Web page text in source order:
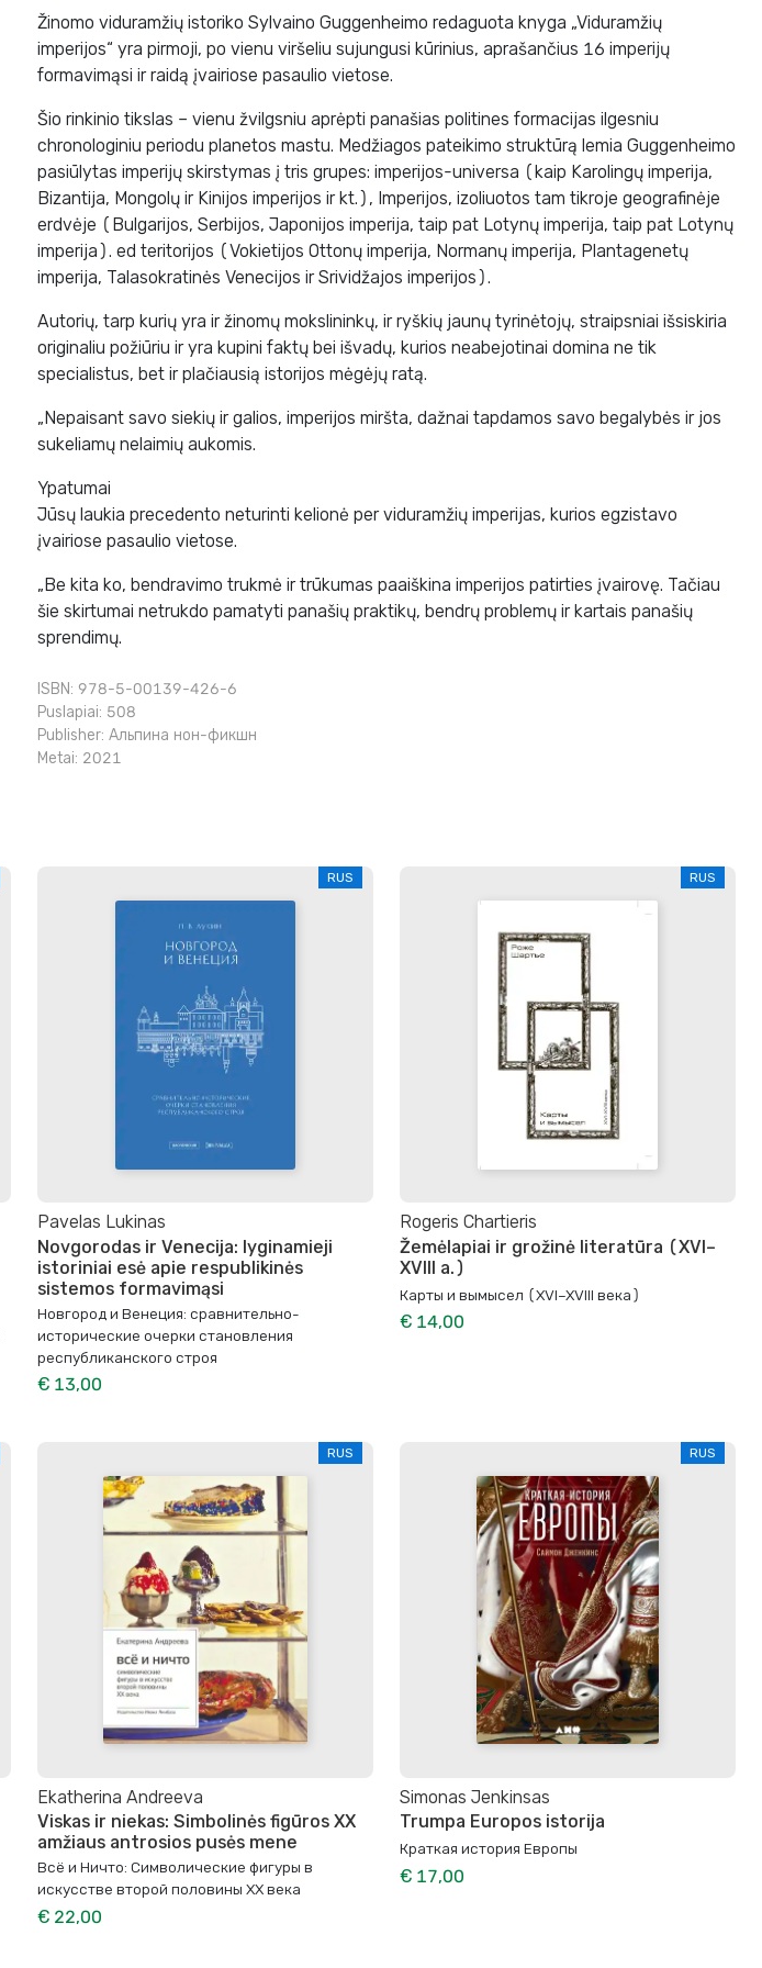
Žinomo viduramžių istoriko Sylvaino Guggenheimo redaguota knyga „Viduramžių
imperijos“ yra pirmoji, po vienu viršeliu sujungusi kūrinius, aprašančius 16 imperijų
formavimąsi ir raidą įvairiose pasaulio vietose.
Šio rinkinio tikslas – vienu žvilgsniu aprėpti panašias politines formacijas ilgesniu
chronologiniu periodu planetos mastu. Medžiagos pateikimo struktūrą lemia Guggenheimo
pasiūlytas imperijų skirstymas į tris grupes: imperijos-universa (kaip Karolingų imperija,
Bizantija, Mongolų ir Kinijos imperijos ir kt.), Imperijos, izoliuotos tam tikroje geografinėje
erdvėje (Bulgarijos, Serbijos, Japonijos imperija, taip pat Lotynų imperija, taip pat Lotynų
imperija). ed teritorijos (Vokietijos Ottonų imperija, Normanų imperija, Plantagenetų
imperija, Talasokratinės Venecijos ir Srividžajos imperijos).
Autorių, tarp kurių yra ir žinomų mokslininkų, ir ryškių jaunų tyrinėtojų, straipsniai išsiskiria
originaliu požiūriu ir yra kupini faktų bei išvadų, kurios neabejotinai domina ne tik
specialistus, bet ir plačiausią istorijos mėgėjų ratą.
„Nepaisant savo siekių ir galios, imperijos miršta, dažnai tapdamos savo begalybės ir jos
sukeliamų nelaimių aukomis.
Ypatumai
Jūsų laukia precedento neturinti kelionė per viduramžių imperijas, kurios egzistavo
įvairiose pasaulio vietose.
„Be kita ko, bendravimo trukmė ir trūkumas paaiškina imperijos patirties įvairovę. Tačiau
šie skirtumai netrukdo pamatyti panašių praktikų, bendrų problemų ir kartais panašių
sprendimų.
ISBN: 978-5-00139-426-6
Puslapiai: 508
Publisher: Альпина нон-фикшн
Metai: 2021
RUS
Pavelas Lukinas
Novgorodas ir Venecija: lyginamieji
istoriniai esė apie respublikinės
sistemos formavimąsi
Новгород и Венеция: сравнительно-
исторические очерки становления
республиканского строя
€ 13,00
RUS
Rogeris Chartieris
Žemėlapiai ir grožinė literatūra (XVI–
XVIII a.)
Карты и вымысел (XVI–XVIII века)
€ 14,00
RUS
Ekatherina Andreeva
Viskas ir niekas: Simbolinės figūros XX
amžiaus antrosios pusės mene
Всё и Ничто: Символические фигуры в
искусстве второй половины XX века
€ 22,00
RUS
Simonas Jenkinsas
Trumpa Europos istorija
Краткая история Европы
€ 17,00